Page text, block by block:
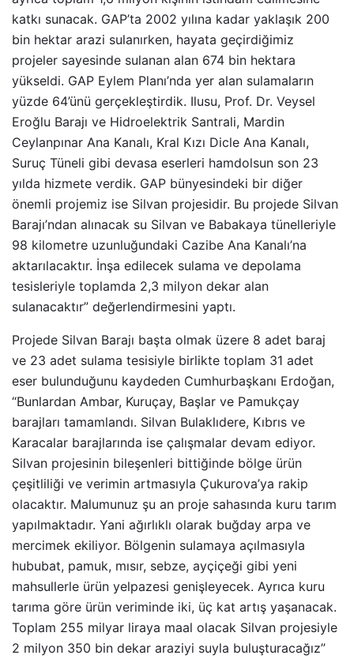
katkı sunacak. GAP’ta 2002 yılına kadar yaklaşık 200
bin hektar arazi sulanırken, hayata geçirdiğimiz
projeler sayesinde sulanan alan 674 bin hektara
yükseldi. GAP Eylem Planı’nda yer alan sulamaların
yüzde 64’ünü gerçekleştirdik. Ilusu, Prof. Dr. Veysel
Eroğlu Barajı ve Hidroelektrik Santrali, Mardin
Ceylanpınar Ana Kanalı, Kral Kızı Dicle Ana Kanalı,
Suruç Tüneli gibi devasa eserleri hamdolsun son 23
yılda hizmete verdik. GAP bünyesindeki bir diğer
önemli projemiz ise Silvan projesidir. Bu projede Silvan
Barajı’ndan alınacak su Silvan ve Babakaya tünelleriyle
98 kilometre uzunluğundaki Cazibe Ana Kanalı’na
aktarılacaktır. İnşa edilecek sulama ve depolama
tesisleriyle toplamda 2,3 milyon dekar alan
sulanacaktır” değerlendirmesini yaptı.
Projede Silvan Barajı başta olmak üzere 8 adet baraj
ve 23 adet sulama tesisiyle birlikte toplam 31 adet
eser bulunduğunu kaydeden Cumhurbaşkanı Erdoğan,
“Bunlardan Ambar, Kuruçay, Başlar ve Pamukçay
barajları tamamlandı. Silvan Bulaklıdere, Kıbrıs ve
Karacalar barajlarında ise çalışmalar devam ediyor.
Silvan projesinin bileşenleri bittiğinde bölge ürün
çeşitliliği ve verimin artmasıyla Çukurova’ya rakip
olacaktır. Malumunuz şu an proje sahasında kuru tarım
yapılmaktadır. Yani ağırlıklı olarak buğday arpa ve
mercimek ekiliyor. Bölgenin sulamaya açılmasıyla
hububat, pamuk, mısır, sebze, ayçiçeği gibi yeni
mahsullerle ürün yelpazesi genişleyecek. Ayrıca kuru
tarıma göre ürün veriminde iki, üç kat artış yaşanacak.
Toplam 255 milyar liraya maal olacak Silvan projesiyle
2 milyon 350 bin dekar araziyi suyla buluşturacağız”